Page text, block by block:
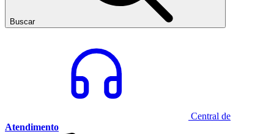
Buscar
Central de
Atendimento